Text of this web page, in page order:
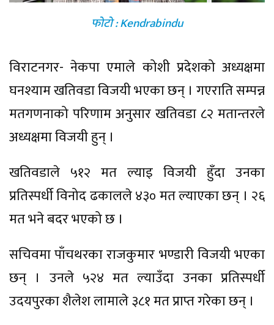
फोटो : Kendrabindu
विराटनगर- नेकपा एमाले कोशी प्रदेशको अध्यक्षमा
घनश्याम खतिवडा विजयी भएका छन् । गएराति सम्पन्न
मतगणनाको परिणाम अनुसार खतिवडा ८२ मतान्तरले
अध्यक्षमा विजयी हुन् ।
खतिवडाले ५१२ मत ल्याइ विजयी हुँदा उनका
प्रतिस्पर्धी विनोद ढकालले ४३० मत ल्याएका छन् । २६
मत भने बदर भएको छ ।
सचिवमा पाँचथरका राजकुमार भण्डारी विजयी भएका
छन् । उनले ५२४ मत ल्याउँदा उनका प्रतिस्पर्धी
उदयपुरका शैलेश लामाले ३८१ मत प्राप्त गरेका छन् ।